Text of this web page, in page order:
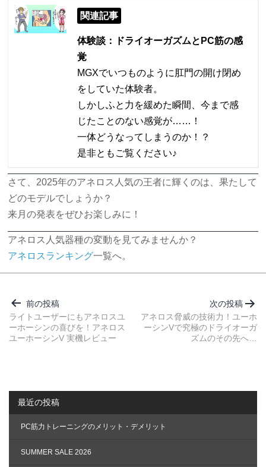
関連記事
体験談：ドライオーガズムとPC筋の感
覚
MGXでいつものように肛門の開け閉め
をしていた体験者。
しかしふと力を緩めた瞬間、今まで感
じたことのない感覚が……！
一体どうなってしまうのか！？
是非ともご覧ください♪
さて、2025年のアネロス人気の王者に輝くのは、果たして
どのモデルでしょうか？
来月の発表をぜひお楽しみに！
アネロス人気器種の変動を見てみませんか？
アネロスランキング一覧へ。
稿
ナ
ビ
ョ
ン
前の投稿
ライトユーザーにもアネロスユ
ーホーシンの喜びを！アネロス
ユーホーシンV 実機レビュー
次の投稿
アネロス脅威の技術力！ユーホ
ーシンVで究極のドライオーガ
ズムのその先へ…
最近の投稿
PC筋力トレーニングのメリット・デメリット
SUMMER SALE 2026